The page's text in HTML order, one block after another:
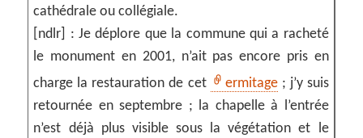
cathédrale ou collégiale.
[ndlr] : Je déplore que la commune qui a racheté
le monument en 2001, n’ait pas encore pris en
charge la restauration de cet
ermitage; j’y suis
retournée en septembre ; la chapelle à l’entrée
n’est déjà plus visible sous la végétation et le